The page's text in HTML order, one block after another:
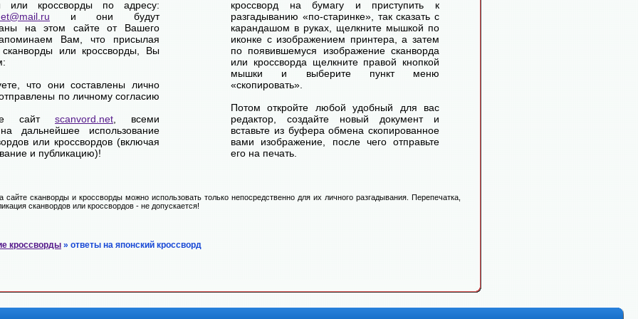
или кроссворды по адресу:
и они будут
на этом сайте от Вашего
Вам, что присылая
или кроссворды, Вы
что они составлены лично
по личному согласию
сайт scanvord.net , всеми
дальнейшее использование
или кроссвордов (включая
и публикацию)!
кроссворд на бумагу и приступить к
разгадыванию «по-старинке», так сказать с
карандашом в руках, щелкните мышкой по
иконке с изображением принтера, а затем
по появившемуся изображение сканворда
или кроссворда щелкните правой кнопкой
мышки и выберите пункт меню
«скопировать».
Потом откройте любой удобный для вас
редактор, создайте новый документ и
вставьте из буфера обмена скопированное
вами изображение, после чего отправьте
его на печать.
сайте сканворды и кроссворды можно использовать только непосредственно для их личного разгадывания. Перепечатка,
сканвордов или кроссвордов - не допускается!
кроссворды » ответы на японский кроссворд